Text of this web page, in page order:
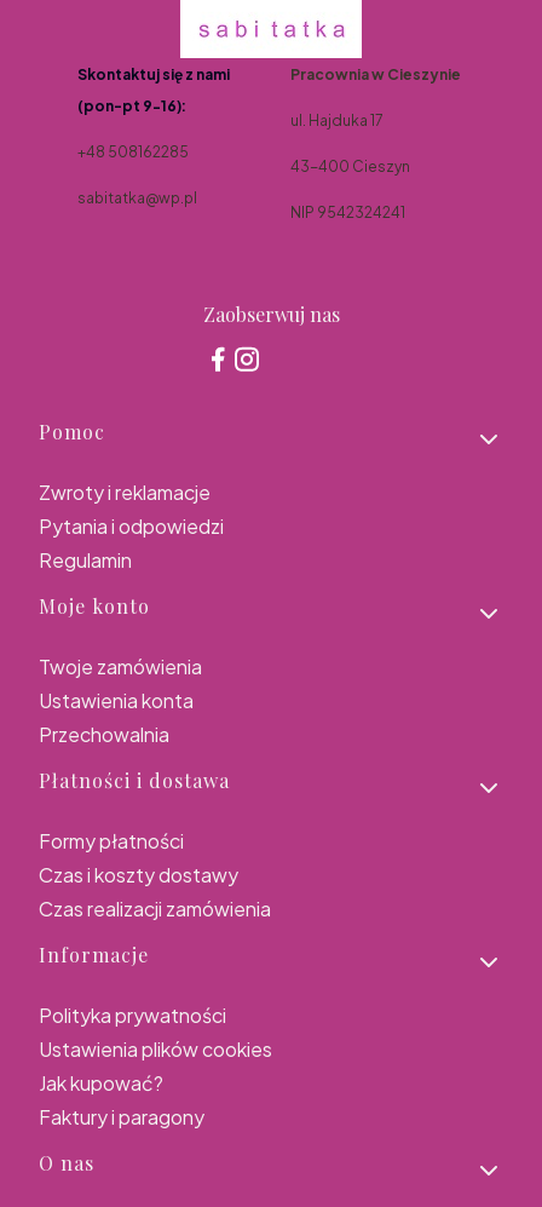
Skontaktuj się z nami
(pon-pt 9-16):
+48 508162285
sabitatka@wp.pl
Pracownia w Cieszynie
ul. Hajduka 17
43-400 Cieszyn
NIP 9542324241
Zaobserwuj nas
Linki w stopce
Pomoc
Zwroty i reklamacje
Pytania i odpowiedzi
Regulamin
Moje konto
Twoje zamówienia
Ustawienia konta
Przechowalnia
Płatności i dostawa
Formy płatności
Czas i koszty dostawy
Czas realizacji zamówienia
Informacje
Polityka prywatności
Ustawienia plików cookies
Jak kupować?
Faktury i paragony
O nas